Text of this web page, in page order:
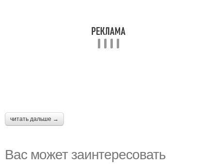
читать дальше →
Вас может заинтересовать